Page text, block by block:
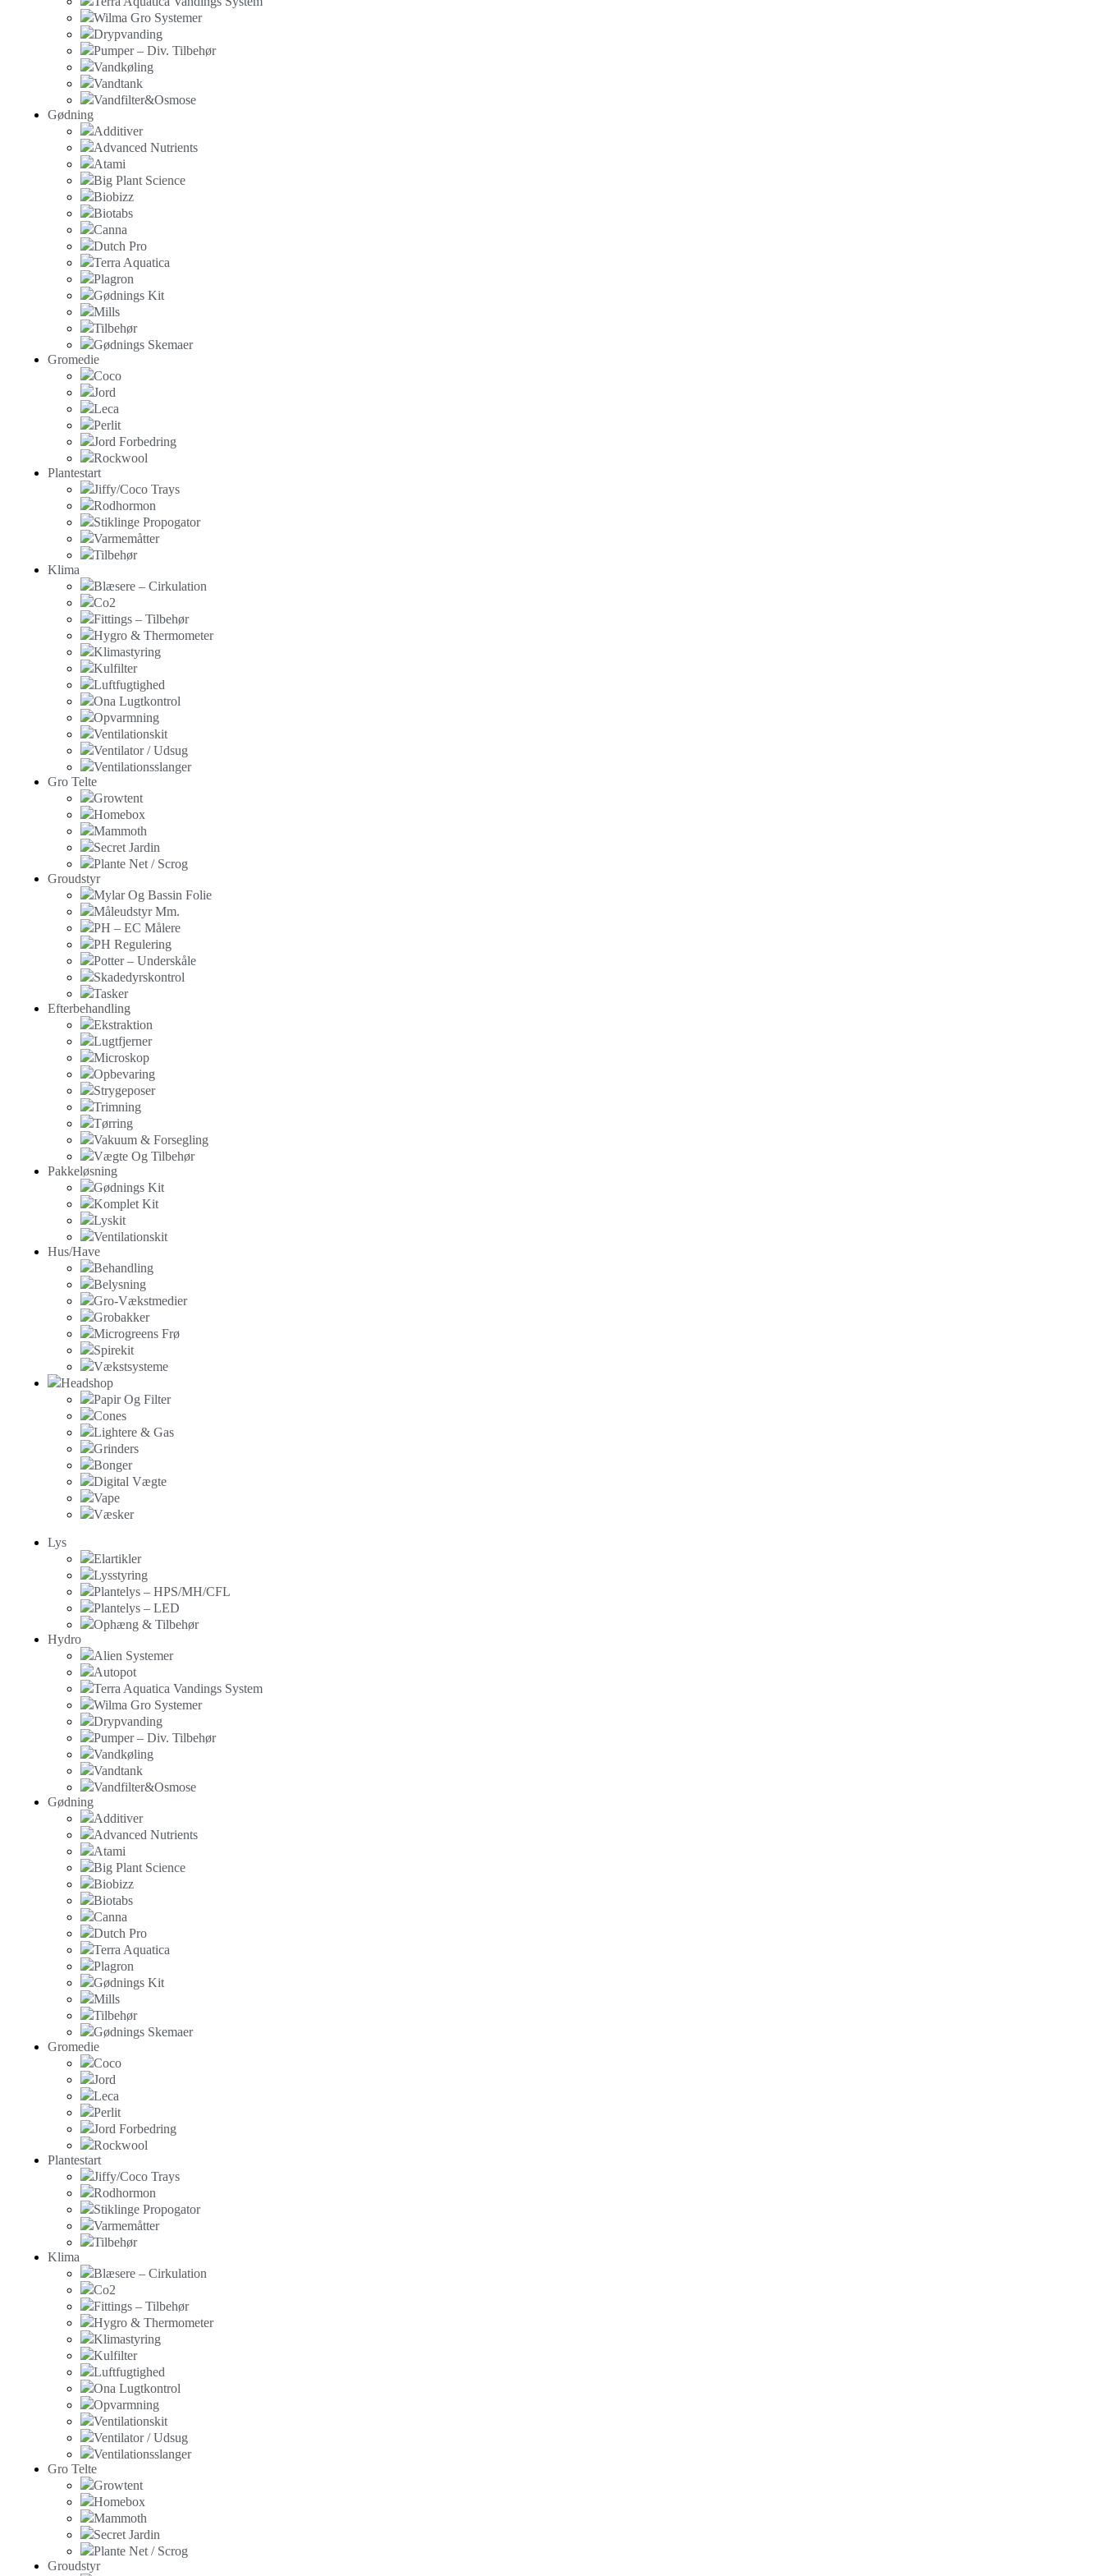
Wilma Gro Systemer
Drypvanding
Pumper – Div. Tilbehør
Vandkøling
Vandtank
Vandfilter&Osmose
Gødning
Additiver
Advanced Nutrients
Atami
Big Plant Science
Biobizz
Biotabs
Canna
Dutch Pro
Terra Aquatica
Plagron
Gødnings Kit
Mills
Tilbehør
Gødnings Skemaer
Gromedie
Coco
Jord
Leca
Perlit
Jord Forbedring
Rockwool
Plantestart
Jiffy/Coco Trays
Rodhormon
Stiklinge Propogator
Varmemåtter
Tilbehør
Klima
Blæsere – Cirkulation
Co2
Fittings – Tilbehør
Hygro & Thermometer
Klimastyring
Kulfilter
Luftfugtighed
Ona Lugtkontrol
Opvarmning
Ventilationskit
Ventilator / Udsug
Ventilationsslanger
Gro Telte
Growtent
Homebox
Mammoth
Secret Jardin
Plante Net / Scrog
Groudstyr
Mylar Og Bassin Folie
Måleudstyr Mm.
PH – EC Målere
PH Regulering
Potter – Underskåle
Skadedyrskontrol
Tasker
Efterbehandling
Ekstraktion
Lugtfjerner
Microskop
Opbevaring
Strygeposer
Trimning
Tørring
Vakuum & Forsegling
Vægte Og Tilbehør
Pakkeløsning
Gødnings Kit
Komplet Kit
Lyskit
Ventilationskit
Hus/Have
Behandling
Belysning
Gro-Vækstmedier
Grobakker
Microgreens Frø
Spirekit
Vækstsysteme
Headshop
Papir Og Filter
Cones
Lightere & Gas
Grinders
Bonger
Digital Vægte
Vape
Væsker
Lys
Elartikler
Lysstyring
Plantelys – HPS/MH/CFL
Plantelys – LED
Ophæng & Tilbehør
Hydro
Alien Systemer
Autopot
Terra Aquatica Vandings System
Wilma Gro Systemer
Drypvanding
Pumper – Div. Tilbehør
Vandkøling
Vandtank
Vandfilter&Osmose
Gødning
Additiver
Advanced Nutrients
Atami
Big Plant Science
Biobizz
Biotabs
Canna
Dutch Pro
Terra Aquatica
Plagron
Gødnings Kit
Mills
Tilbehør
Gødnings Skemaer
Gromedie
Coco
Jord
Leca
Perlit
Jord Forbedring
Rockwool
Plantestart
Jiffy/Coco Trays
Rodhormon
Stiklinge Propogator
Varmemåtter
Tilbehør
Klima
Blæsere – Cirkulation
Co2
Fittings – Tilbehør
Hygro & Thermometer
Klimastyring
Kulfilter
Luftfugtighed
Ona Lugtkontrol
Opvarmning
Ventilationskit
Ventilator / Udsug
Ventilationsslanger
Gro Telte
Growtent
Homebox
Mammoth
Secret Jardin
Plante Net / Scrog
Groudstyr